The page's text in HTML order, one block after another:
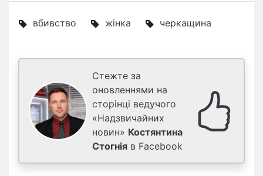
вбивство жінка черкащина
Стежте за
оновленнями на
сторінці ведучого
«Надзвичайних
новин» Костянтина
Стогнія в Facebook